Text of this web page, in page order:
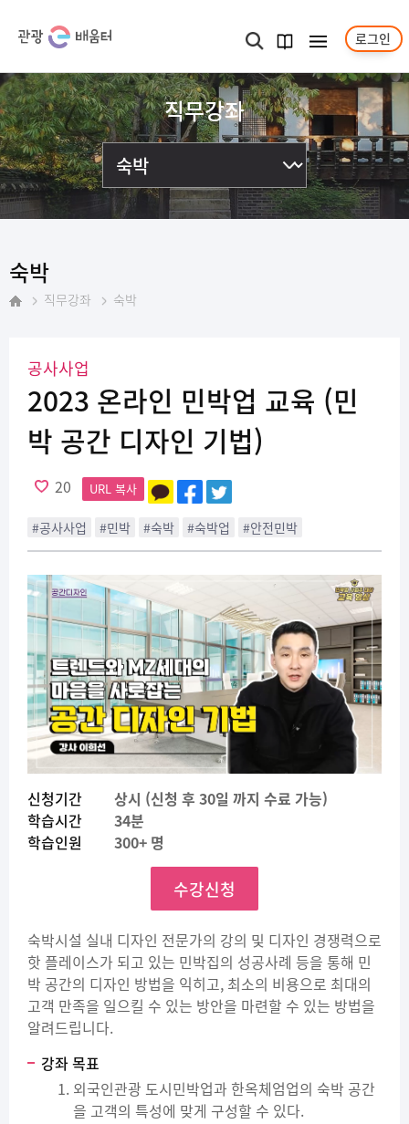
검색
과정
안내서
메뉴보기 로그인
직무강좌
숙박
직무강좌 숙박
공사사업
2023 온라인 민박업 교육 (민
박 공간 디자인 기법)
20 URL 복사
#공사사업 #민박 #숙박 #숙박업 #안전민박
신청기간
상시 (신청 후 30일 까지 수료 가능)
학습시간
34분
학습인원
300+ 명
수강신청
숙박시설 실내 디자인 전문가의 강의 및 디자인 경쟁력으로
핫 플레이스가 되고 있는 민박집의 성공사례 등을 통해 민
박 공간의 디자인 방법을 익히고, 최소의 비용으로 최대의
고객 만족을 일으킬 수 있는 방안을 마련할 수 있는 방법을
알려드립니다.
강좌 목표
외국인관광 도시민박업과 한옥체엄업의 숙박 공간
을 고객의 특성에 맞게 구성할 수 있다.